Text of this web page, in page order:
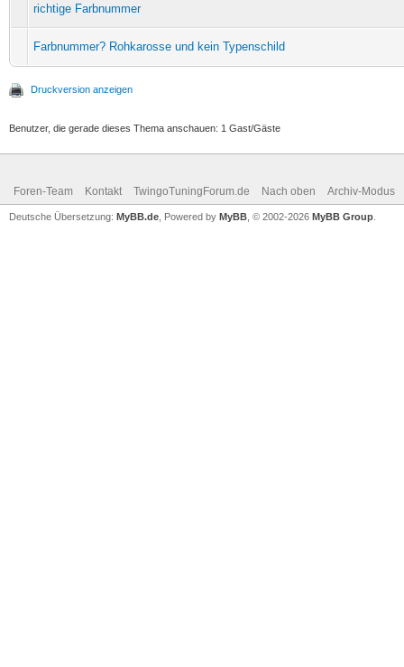
richtige Farbnummer
Farbnummer? Rohkarosse und kein Typenschild
Druckversion anzeigen
Benutzer, die gerade dieses Thema anschauen: 1 Gast/Gäste
Foren-Team Kontakt TwingoTuningForum.de Nach oben Archiv-Modus
Deutsche Übersetzung: MyBB.de , Powered by MyBB , © 2002-2026 MyBB Group